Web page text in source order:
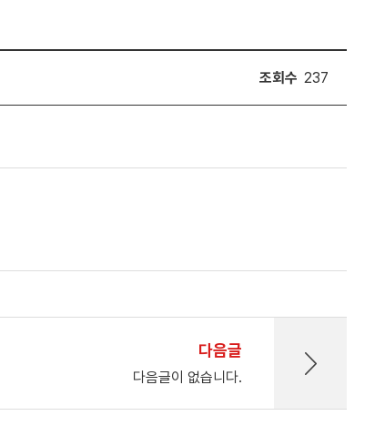
조회수 237
다음글
다음글이 없습니다.